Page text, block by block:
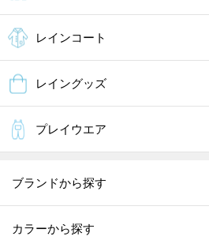
レインコート
レイングッズ
プレイウエア
ブランドから探す
カラーから探す